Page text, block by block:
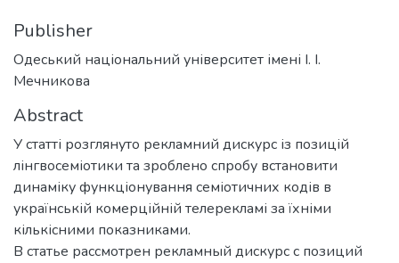
Publisher
Одеський національний університет імені І. І.
Мечникова
Abstract
У статті розглянуто рекламний дискурс із позицій
лінгвосеміотики та зроблено спробу встановити
динаміку функціонування семіотичних кодів в
українській комерційній телерекламі за їхніми
кількісними показниками.
В статье рассмотрен рекламный дискурс с позиций